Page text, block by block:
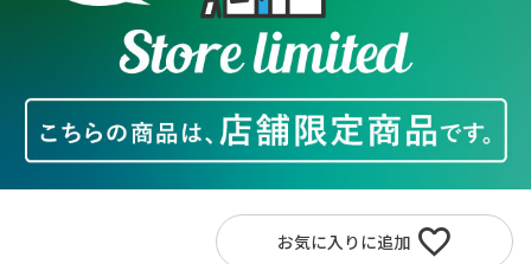
お気に入りに追加